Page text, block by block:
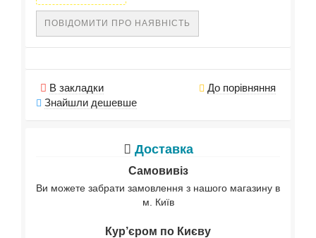
ПОВІДОМИТИ ПРО НАЯВНІСТЬ
В закладки
До порівняння
Знайшли дешевше
Доставка
Самовивіз
Ви можете забрати замовлення з нашого магазину в
м. Київ
Кур’єром по Києву